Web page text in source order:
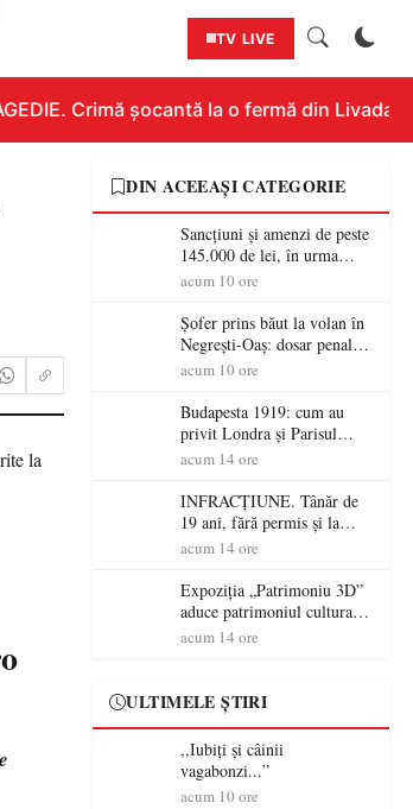
TV LIVE
Crimă șocantă la o fermă din
DIN ACEEAȘI CATEGORIE
Sancțiuni și amenzi de peste
145.000 de lei, în urma
acțiunilor polițiștilor
acum 10 ore
Șofer prins băut la volan în
Negrești-Oaș: dosar penal
după un control al
acum 10 ore
Budapesta 1919: cum au
privit Londra și Parisul
ocupația românească și de ce
victorii militare ale
României a devenit o
controversă diplomatică
europeană ( partea a II-a)
acum 14 ore
INFRACȚIUNE. Tânăr de
19 ani, fără permis și la
volanul unei autoutilitare
acum 14 ore
Expoziția „Patrimoniu 3D”
aduce patrimoniul cultural
în era digitală la Castelul
acum 14 ore
ULTIMELE ȘTIRI
,,Iubiți și câinii
vagabonzi...”
acum 10 ore